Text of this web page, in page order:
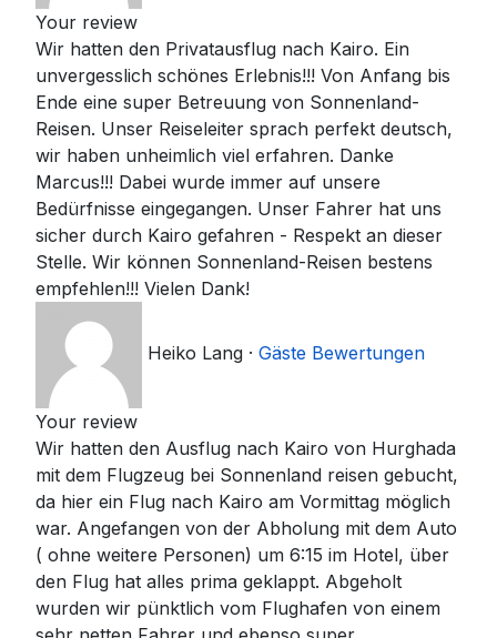
Your review
Wir hatten den Privatausflug nach Kairo. Ein
unvergesslich schönes Erlebnis!!! Von Anfang bis
Ende eine super Betreuung von Sonnenland-
Reisen. Unser Reiseleiter sprach perfekt deutsch,
wir haben unheimlich viel erfahren. Danke
Marcus!!! Dabei wurde immer auf unsere
Bedürfnisse eingegangen. Unser Fahrer hat uns
sicher durch Kairo gefahren - Respekt an dieser
Stelle. Wir können Sonnenland-Reisen bestens
empfehlen!!! Vielen Dank!
Heiko Lang · Gäste Bewertungen
Your review
Wir hatten den Ausflug nach Kairo von Hurghada
mit dem Flugzeug bei Sonnenland reisen gebucht,
da hier ein Flug nach Kairo am Vormittag möglich
war. Angefangen von der Abholung mit dem Auto
( ohne weitere Personen) um 6:15 im Hotel, über
den Flug hat alles prima geklappt. Abgeholt
wurden wir pünktlich vom Flughafen von einem